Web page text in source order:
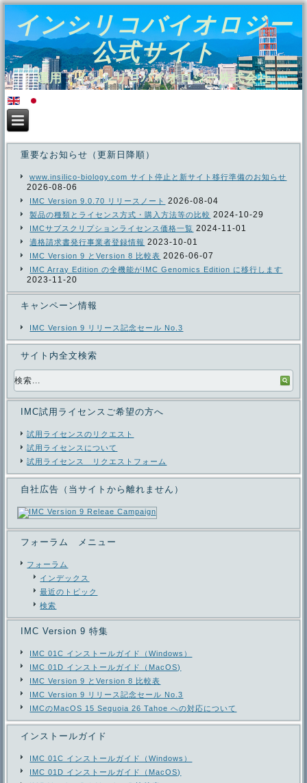
インシリコバイオロジー
公式サイト
運用：インシリコバイオロジー株式会社
重要なお知らせ（更新日降順）
www.insilico-biology.com サイト停止と新サイト移行準備のお知らせ
2026-08-06
IMC Version 9.0.70 リリースノート 2026-08-04
製品の種類とライセンス方式・購入方法等の比較 2024-10-29
IMCサブスクリプションライセンス価格一覧 2024-11-01
適格請求書発行事業者登録情報 2023-10-01
IMC Version 9 とVersion 8 比較表 2026-06-07
IMC Array Edition の全機能がIMC Genomics Edition に移行します
2023-11-20
キャンペーン情報
IMC Version 9 リリース記念セール No.3
サイト内全文検索
IMC試用ライセンスご希望の方へ
試用ライセンスのリクエスト
試用ライセンスについて
試用ライセンス リクエストフォーム
自社広告（当サイトから離れません）
フォーラム メニュー
フォーラム
インデックス
最近のトピック
検索
IMC Version 9 特集
IMC 01C インストールガイド（Windows）
IMC 01D インストールガイド（MacOS)
IMC Version 9 とVersion 8 比較表
IMC Version 9 リリース記念セール No.3
IMCのMacOS 15 Sequoia 26 Tahoe への対応について
インストールガイド
IMC 01C インストールガイド（Windows）
IMC 01D インストールガイド（MacOS)